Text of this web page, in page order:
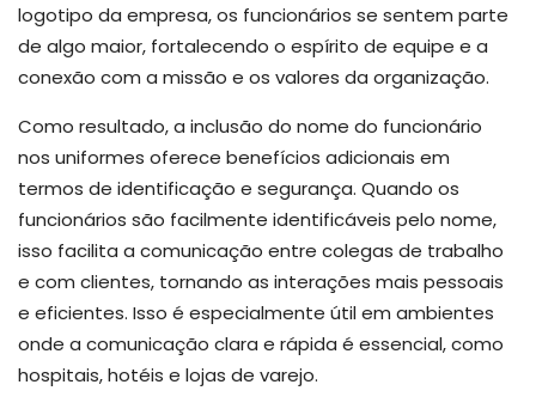
logotipo da empresa, os funcionários se sentem parte
de algo maior, fortalecendo o espírito de equipe e a
conexão com a missão e os valores da organização.
Como resultado, a inclusão do nome do funcionário
nos uniformes oferece benefícios adicionais em
termos de identificação e segurança. Quando os
funcionários são facilmente identificáveis pelo nome,
isso facilita a comunicação entre colegas de trabalho
e com clientes, tornando as interações mais pessoais
e eficientes. Isso é especialmente útil em ambientes
onde a comunicação clara e rápida é essencial, como
hospitais, hotéis e lojas de varejo.